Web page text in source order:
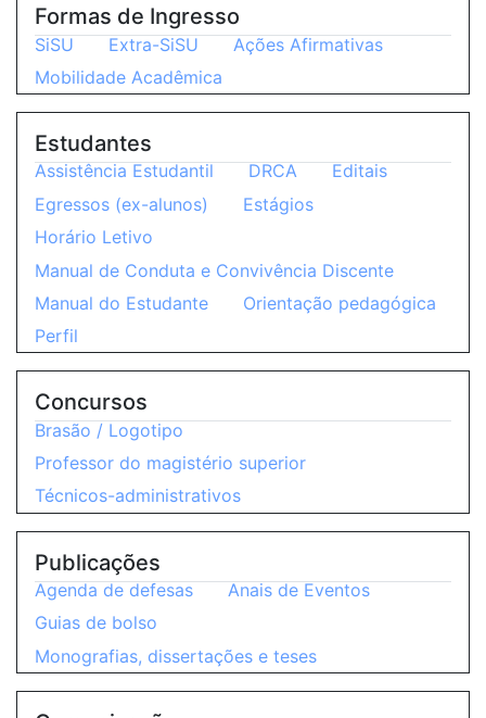
Formas de Ingresso
SiSU Extra-SiSU
Ações Afirmativas
Mobilidade Acadêmica
Estudantes
Assistência Estudantil DRCA
Editais
Egressos (ex-alunos)
Estágios
Horário Letivo
Manual de Conduta e Convivência Discente
Manual do Estudante
Orientação pedagógica
Perfil
Concursos
Brasão / Logotipo
Professor do magistério superior
Técnicos-administrativos
Publicações
Agenda de defesas
Anais de Eventos
Guias de bolso
Monografias, dissertações e teses